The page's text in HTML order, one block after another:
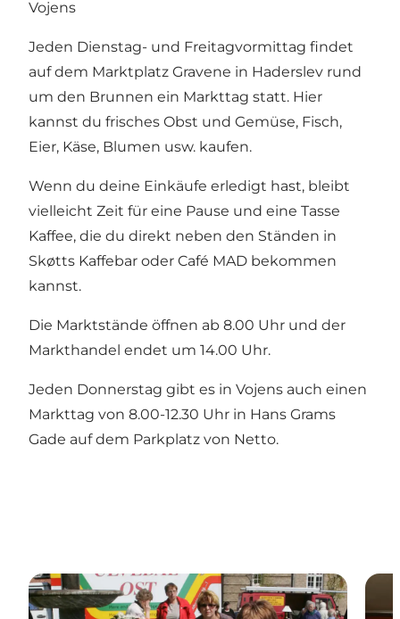
Vojens
Jeden Dienstag- und Freitagvormittag findet
auf dem Marktplatz Gravene in Haderslev rund
um den Brunnen ein Markttag statt. Hier
kannst du frisches Obst und Gemüse, Fisch,
Eier, Käse, Blumen usw. kaufen.
Wenn du deine Einkäufe erledigt hast, bleibt
vielleicht Zeit für eine Pause und eine Tasse
Kaffee, die du direkt neben den Ständen in
Skøtts Kaffebar oder Café MAD bekommen
kannst.
Die Marktstände öffnen ab 8.00 Uhr und der
Markthandel endet um 14.00 Uhr.
Jeden Donnerstag gibt es in Vojens auch einen
Markttag von 8.00-12.30 Uhr in Hans Grams
Gade auf dem Parkplatz von Netto.